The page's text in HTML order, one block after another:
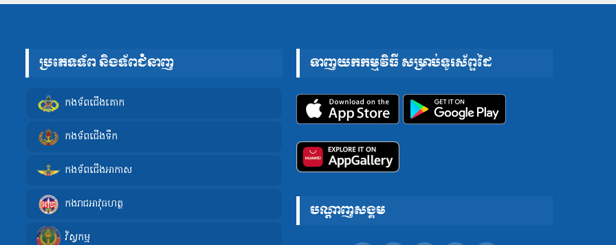
ប្រភេទទ័ព និងទ័ពជំនាញ
កងទ័ពជើងគោក
កងទ័ពជើងទឹក
កងទ័ពជើងអាកាស
កងរាជអាវុធហត្ថ
វិស្វកម្ម
ទាញយកកម្មវិធី សម្រាប់ទូរស័ព្ទដៃ
បណ្តាញសង្គម